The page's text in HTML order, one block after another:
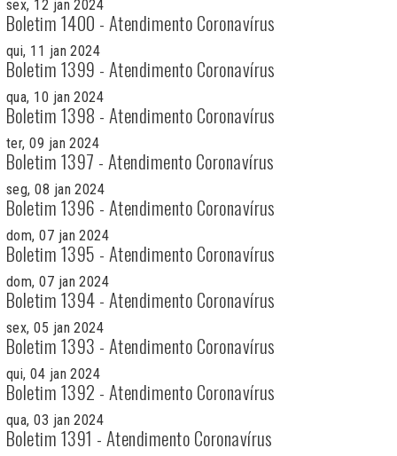
sex, 12 jan 2024
Boletim 1400 - Atendimento Coronavírus
qui, 11 jan 2024
Boletim 1399 - Atendimento Coronavírus
qua, 10 jan 2024
Boletim 1398 - Atendimento Coronavírus
ter, 09 jan 2024
Boletim 1397 - Atendimento Coronavírus
seg, 08 jan 2024
Boletim 1396 - Atendimento Coronavírus
dom, 07 jan 2024
Boletim 1395 - Atendimento Coronavírus
dom, 07 jan 2024
Boletim 1394 - Atendimento Coronavírus
sex, 05 jan 2024
Boletim 1393 - Atendimento Coronavírus
qui, 04 jan 2024
Boletim 1392 - Atendimento Coronavírus
qua, 03 jan 2024
Boletim 1391 - Atendimento Coronavírus